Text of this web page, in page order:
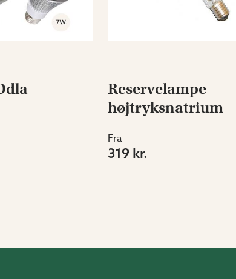
Reservelampe
højtryksnatrium
Fra
319 kr.